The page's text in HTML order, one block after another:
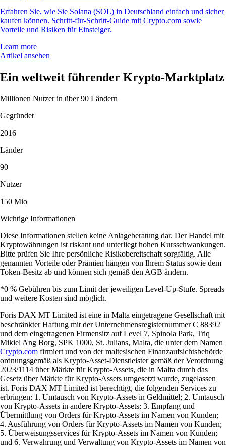
Erfahren Sie, wie Sie Solana (SOL) in Deutschland einfach und sicher
kaufen können. Schritt-für-Schritt-Guide mit Crypto.com sowie
Vorteile und Risiken für Einsteiger.
Learn more
Artikel ansehen
Ein weltweit führender Krypto-Marktplatz
Millionen Nutzer in über 90 Ländern
Gegründet
2016
Länder
90
Nutzer
150 Mio
Wichtige Informationen
Diese Informationen stellen keine Anlageberatung dar. Der Handel mit
Kryptowährungen ist riskant und unterliegt hohen Kursschwankungen.
Bitte prüfen Sie Ihre persönliche Risikobereitschaft sorgfältig. Alle
genannten Vorteile oder Prämien hängen von Ihrem Status sowie dem
Token-Besitz ab und können sich gemäß den AGB ändern.
*0 % Gebühren bis zum Limit der jeweiligen Level-Up-Stufe. Spreads
und weitere Kosten sind möglich.
Foris DAX MT Limited ist eine in Malta eingetragene Gesellschaft mit
beschränkter Haftung mit der Unternehmensregisternummer C 88392
und dem eingetragenen Firmensitz auf Level 7, Spinola Park, Triq
Mikiel Ang Borg, SPK 1000, St. Julians, Malta, die unter dem Namen
Crypto.com firmiert und von der maltesischen Finanzaufsichtsbehörde
ordnungsgemäß als Krypto-Asset-Dienstleister gemäß der Verordnung
2023/1114 über Märkte für Krypto-Assets, die in Malta durch das
Gesetz über Märkte für Krypto-Assets umgesetzt wurde, zugelassen
ist. Foris DAX MT Limited ist berechtigt, die folgenden Services zu
erbringen: 1. Umtausch von Krypto-Assets in Geldmittel; 2. Umtausch
von Krypto-Assets in andere Krypto-Assets; 3. Empfang und
Übermittlung von Orders für Krypto-Assets im Namen von Kunden;
4. Ausführung von Orders für Krypto-Assets im Namen von Kunden;
5. Überweisungsservices für Krypto-Assets im Namen von Kunden;
und 6. Verwahrung und Verwaltung von Krypto-Assets im Namen von